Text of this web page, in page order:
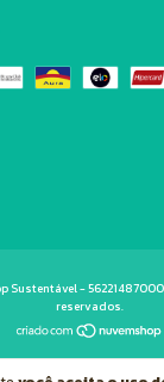
Sustentável -
reservados.